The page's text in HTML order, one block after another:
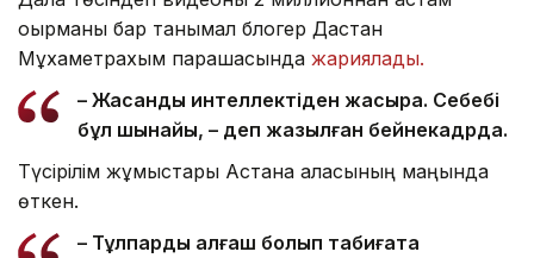
оқырманы бар танымал блогер Дастан
Мұхаметрахым парақшасында жариялады.
– Жасанды интеллектіден жақсырақ. Себебі
бұл шынайы, – деп жазылған бейнекадрда.
Түсірілім жұмыстары Астана қаласының маңында
өткен.
– Тұлпарды алғаш болып табиғатқа